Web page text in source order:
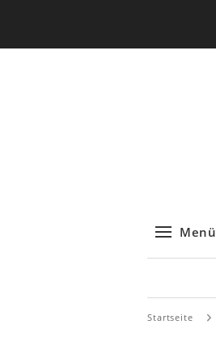
Menü
Startseite